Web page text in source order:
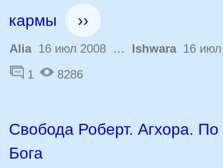
кармы
››
Alia16 июл 2008 … Ishwara16 июл
1
8286
Свобода Роберт. Агхора. По
Бога